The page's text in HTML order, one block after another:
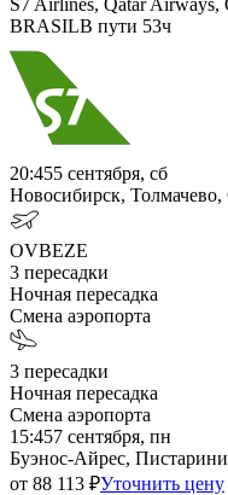
BRASILВ пути 53ч
20:455 сентября, сб
Новосибирск,
OVBEZE
3 пересадки
Ночная пересадка
Смена аэропорта
3 пересадки
Ночная пересадка
Смена аэропорта
15:457 сентября, пн
Буэнос-Айрес,
от 88 113 ₽Уточнить цену